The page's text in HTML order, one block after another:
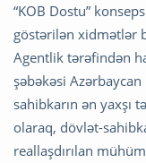
“KOB Dostu”
göstərilən xidmətlər
Agentlik tərəfindən
şəbəkəsi
sahibkarın ən yaxşı
olaraq, dövlət-
reallaşdırılan